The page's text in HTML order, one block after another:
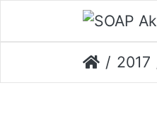
2017